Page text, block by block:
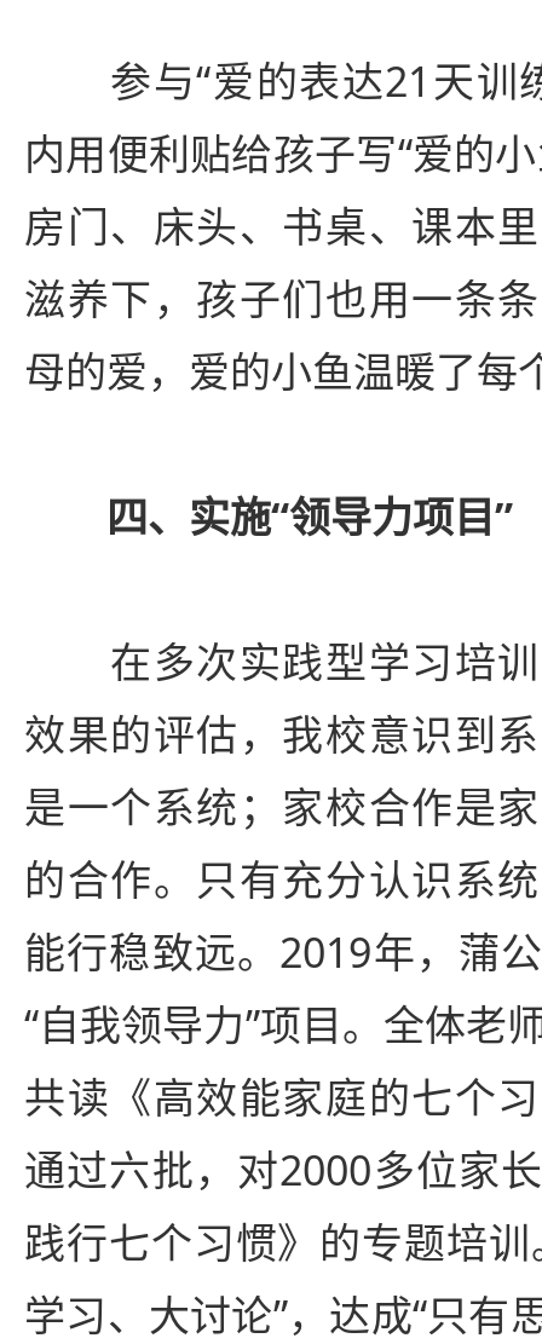
参与“爱的表达21天训
内用便利贴给孩子写“爱的
房门、床头、书桌、课本
滋养下，孩子们也用一条
母的爱，爱的小鱼温暖了每
四、实施“领导力项目”
在多次实践型学习培训
效果的评估，我校意识到
是一个系统；家校合作是
的合作。只有充分认识系
能行稳致远。2019年，蒲
“自我领导力”项目。全体老
共读《高效能家庭的七个
通过六批，对2000多位家
践行七个习惯》的专题培
学习、大讨论”，达成“只有